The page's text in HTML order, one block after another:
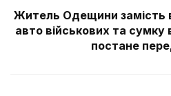
Житель Одещини замість
авто військових та сумку
постане